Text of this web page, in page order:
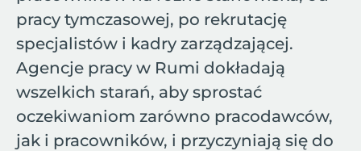
pracy tymczasowej, po rekrutację
specjalistów i kadry zarządzającej.
Agencje pracy w Rumi dokładają
wszelkich starań, aby sprostać
oczekiwaniom zarówno pracodawców,
jak i pracowników, i przyczyniają się do